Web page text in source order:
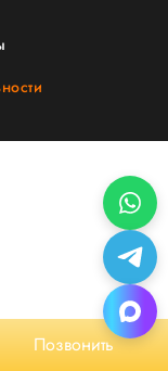
Позвонить